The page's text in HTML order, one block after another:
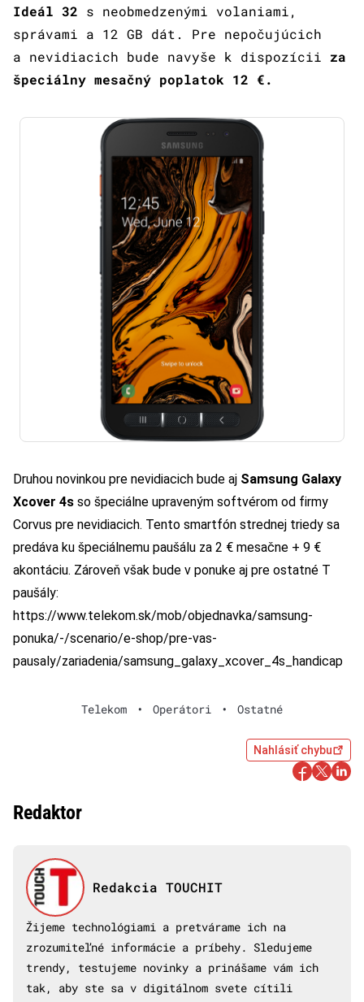
Ideál 32 s neobmedzenými volaniami,
správami a 12 GB dát. Pre nepočujúcich
a nevidiacich bude navyše k dispozícii za
špeciálny mesačný poplatok 12 €.
Druhou novinkou pre nevidiacich bude aj Samsung Galaxy
Xcover 4s so špeciálne upraveným softvérom od firmy
Corvus pre nevidiacich. Tento smartfón strednej triedy sa
predáva ku špeciálnemu paušálu za 2 € mesačne + 9 €
akontáciu. Zároveň však bude v ponuke aj pre ostatné T
paušály:
https://www.telekom.sk/mob/objednavka/samsung-
ponuka/-/scenario/e-shop/pre-vas-
pausaly/zariadenia/samsung_galaxy_xcover_4s_handicap
Telekom • Operátori • Ostatné
Nahlásiť chybu
Redaktor
Redakcia TOUCHIT
Žijeme technológiami a pretvárame ich na
zrozumiteľné informácie a príbehy. Sledujeme
trendy, testujeme novinky a prinášame vám ich
tak, aby ste sa v digitálnom svete cítili